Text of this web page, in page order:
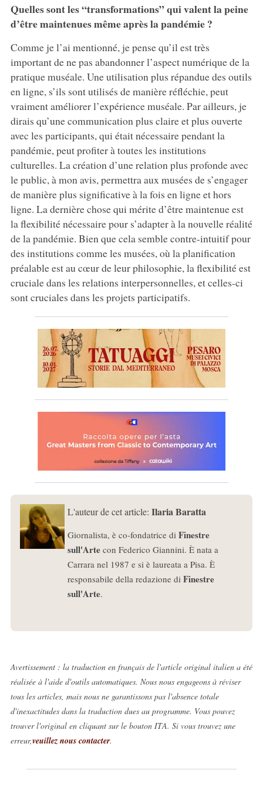
Quelles sont les “transformations” qui valent la peine
d’être maintenues même après la pandémie ?
Comme je l’ai mentionné, je pense qu’il est très
important de ne pas abandonner l’aspect numérique de la
pratique muséale. Une utilisation plus répandue des outils
en ligne, s’ils sont utilisés de manière réfléchie, peut
vraiment améliorer l’expérience muséale. Par ailleurs, je
dirais qu’une communication plus claire et plus ouverte
avec les participants, qui était nécessaire pendant la
pandémie, peut profiter à toutes les institutions
culturelles. La création d’une relation plus profonde avec
le public, à mon avis, permettra aux musées de s’engager
de manière plus significative à la fois en ligne et hors
ligne. La dernière chose qui mérite d’être maintenue est
la flexibilité nécessaire pour s’adapter à la nouvelle réalité
de la pandémie. Bien que cela semble contre-intuitif pour
des institutions comme les musées, où la planification
préalable est au cœur de leur philosophie, la flexibilité est
cruciale dans les relations interpersonnelles, et celles-ci
sont cruciales dans les projets participatifs.
L'auteur de cet article: Ilaria Baratta
Giornalista, è co-fondatrice di Finestre
sull'Artecon Federico Giannini. È nata a
Carrara nel 1987 e si è laureata a Pisa. È
responsabile della redazione di Finestre
sull'Arte.
Avertissement : la traduction en français de l'article original italien a été
réalisée à l'aide d'outils automatiques. Nous nous engageons à réviser
tous les articles, mais nous ne garantissons pas l'absence totale
d'inexactitudes dans la traduction dues au programme. Vous pouvez
trouver l'original en cliquant sur le bouton ITA. Si vous trouvez une
erreur,veuillez nous contacter.